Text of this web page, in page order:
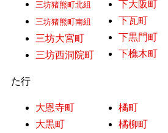
三坊猪熊町北組
三坊猪熊町南組
三坊大宮町
三坊西洞院町
下大阪町
下瓦町
下黒門町
下樵木町
た行
大恩寺町
大黒町
橘町
橘柳町